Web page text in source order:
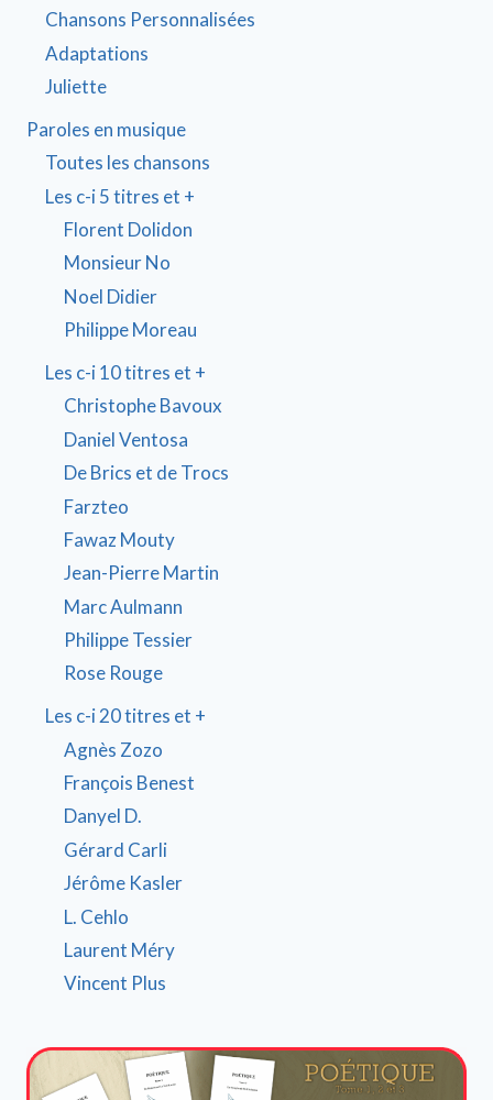
Chansons Personnalisées
Adaptations
Juliette
Paroles en musique
Toutes les chansons
Les c-i 5 titres et +
Florent Dolidon
Monsieur No
Noel Didier
Philippe Moreau
Les c-i 10 titres et +
Christophe Bavoux
Daniel Ventosa
De Brics et de Trocs
Farzteo
Fawaz Mouty
Jean-Pierre Martin
Marc Aulmann
Philippe Tessier
Rose Rouge
Les c-i 20 titres et +
Agnès Zozo
François Benest
Danyel D.
Gérard Carli
Jérôme Kasler
L. Cehlo
Laurent Méry
Vincent Plus